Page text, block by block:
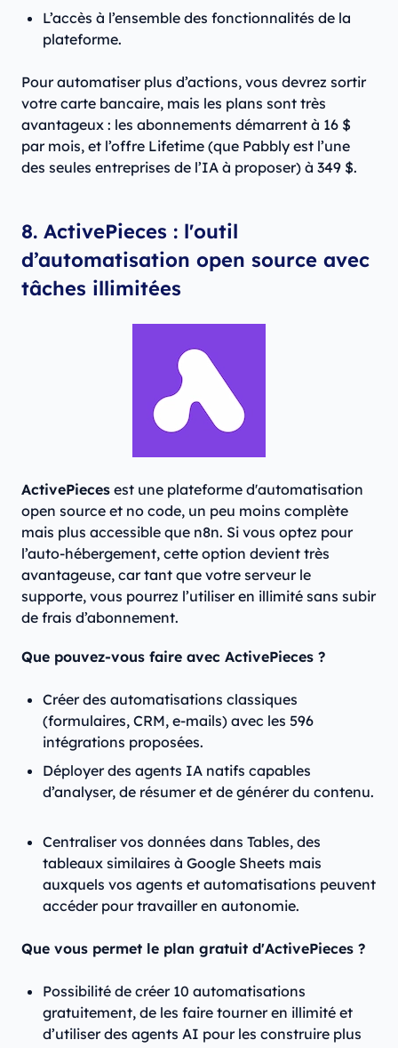
L’accès à l’ensemble des fonctionnalités de la
plateforme.
Pour automatiser plus d’actions, vous devrez sortir
votre carte bancaire, mais les plans sont très
avantageux : les abonnements démarrent à 16 $
par mois, et l’offre Lifetime (que Pabbly est l’une
des seules entreprises de l’IA à proposer) à 349 $.
8. ActivePieces : l'outil
d’automatisation open source avec
tâches illimitées
ActivePieces est une plateforme d'automatisation
open source et no code, un peu moins complète
mais plus accessible que n8n. Si vous optez pour
l’auto-hébergement, cette option devient très
avantageuse, car tant que votre serveur le
supporte, vous pourrez l’utiliser en illimité sans subir
de frais d’abonnement.
Que pouvez-vous faire avec ActivePieces ?
Créer des automatisations classiques
(formulaires, CRM, e-mails) avec les 596
intégrations proposées.
Déployer des agents IA natifs capables
d’analyser, de résumer et de générer du contenu.
Centraliser vos données dans Tables, des
tableaux similaires à Google Sheets mais
auxquels vos agents et automatisations peuvent
accéder pour travailler en autonomie.
Que vous permet le plan gratuit d'ActivePieces ?
Possibilité de créer 10 automatisations
gratuitement, de les faire tourner en illimité et
d’utiliser des agents AI pour les construire plus